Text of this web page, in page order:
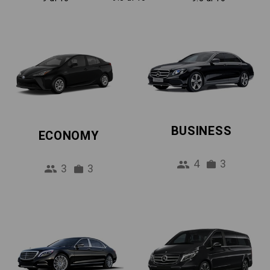
ECONOMY
3 3
BUSINESS
4 3